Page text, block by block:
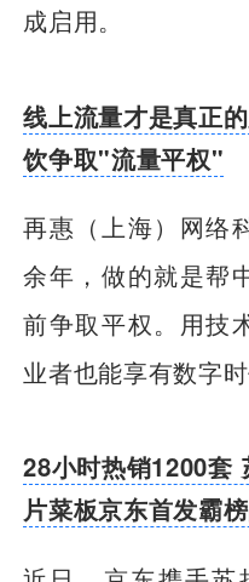
成启用。
线上流量才是真正
饮争取"流量平权"
再惠（上海）网络
余年，做的就是帮
前争取平权。用技
业者也能享有数字
28小时热销1200套
片菜板京东首发霸